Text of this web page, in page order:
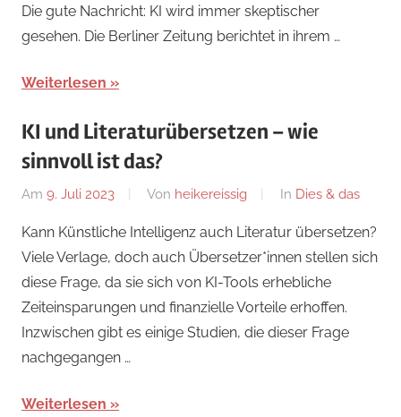
Die gute Nachricht: KI wird immer skeptischer
gesehen. Die Berliner Zeitung berichtet in ihrem …
Weiterlesen
KI und Literaturübersetzen – wie
sinnvoll ist das?
Am 9. Juli 2023 Von heikereissig In Dies & das
Kann Künstliche Intelligenz auch Literatur übersetzen?
Viele Verlage, doch auch Übersetzer*innen stellen sich
diese Frage, da sie sich von KI-Tools erhebliche
Zeiteinsparungen und finanzielle Vorteile erhoffen.
Inzwischen gibt es einige Studien, die dieser Frage
nachgegangen …
Weiterlesen